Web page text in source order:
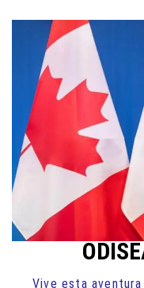
contenido
Vive esta